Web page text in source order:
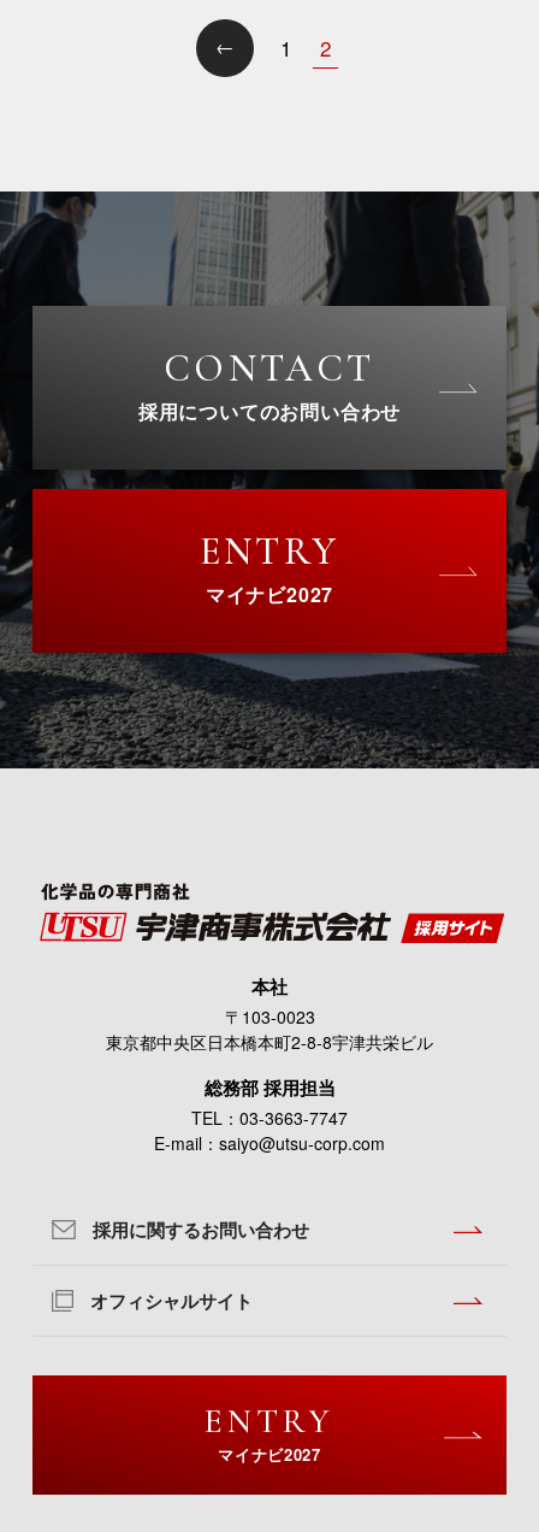
← 1 2
CONTACT
採用についてのお問い合わせ
ENTRY
マイナビ2027
本社
〒 103-0023
東京都中央区日本橋本町2-8-8宇津共栄ビル
総務部 採用担当
TEL： 03-3663-7747
E-mail： saiyo@utsu-corp.com
採用に関するお問い合わせ
オフィシャルサイト
ENTRY
マイナビ2027